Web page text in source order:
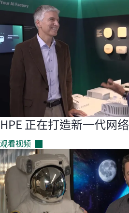
HPE 正在打造新一代网络
观看视频